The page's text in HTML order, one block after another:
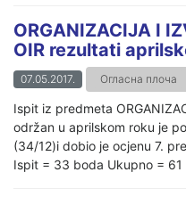
ORGANIZACIJA I
OIR rezultati
07.05.2017. Огласна плоча
Ispit iz predmeta
održan u aprilskom roku je
(34/12)i dobio je ocjenu 7.
Ispit = 33 boda Ukupno =